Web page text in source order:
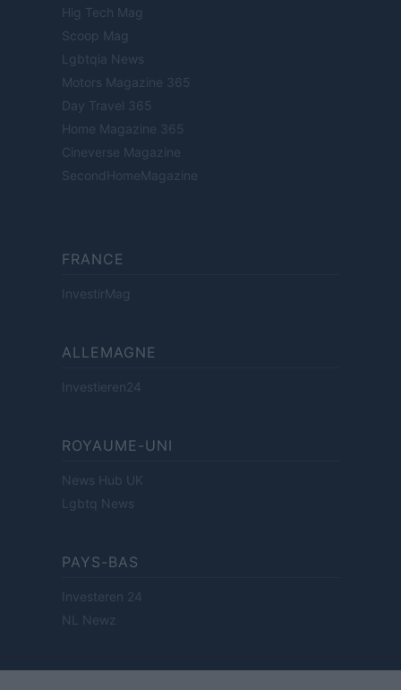
Hig Tech Mag
Scoop Mag
Lgbtqia News
Motors Magazine 365
Day Travel 365
Home Magazine 365
Cineverse Magazine
SecondHomeMagazine
FRANCE
InvestirMag
ALLEMAGNE
Investieren24
ROYAUME-UNI
News Hub UK
Lgbtq News
PAYS-BAS
Investeren 24
NL Newz